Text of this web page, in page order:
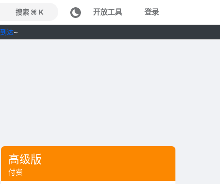
搜索 ⌘ K 开放工具 登录
到达~
高级版
付费